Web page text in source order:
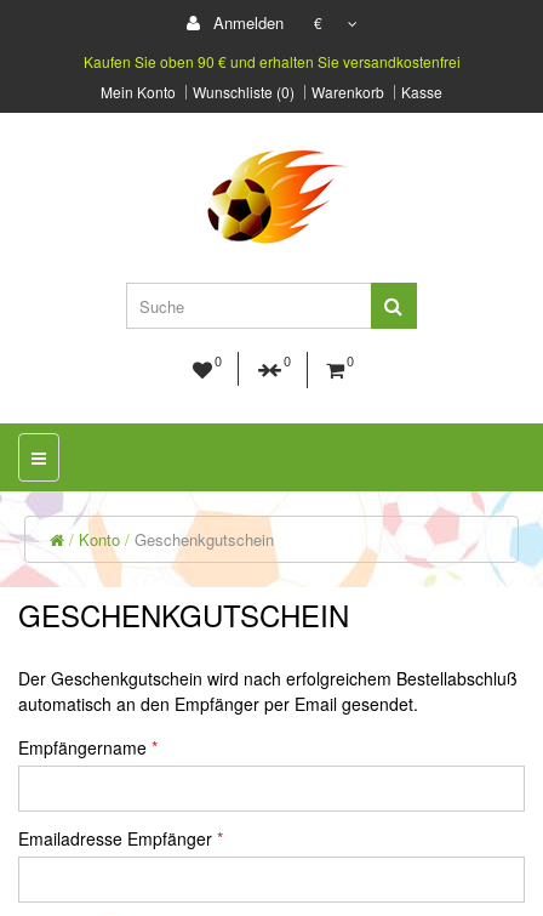
Anmelden
€
Kaufen Sie oben 90 € und erhalten Sie versandkostenfrei
Mein Konto
Wunschliste (0) Warenkorb Kasse
0 0 0
Konto Geschenkgutschein
GESCHENKGUTSCHEIN
Der Geschenkgutschein wird nach erfolgreichem Bestellabschluß
automatisch an den Empfänger per Email gesendet.
Empfängername
Emailadresse Empfänger